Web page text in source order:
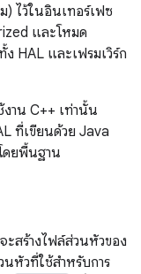
) ไว้ในอินเทอร์เฟซ
และโหมด
HAL และเฟรมเวิร์ก
งาน C++ เท่านั้น
ที่เขียนด้วย Java
ดยพื้นฐาน
จะสร้างไฟล์ส่วนหัวของ
หัวที่ใช้สำหรับการ